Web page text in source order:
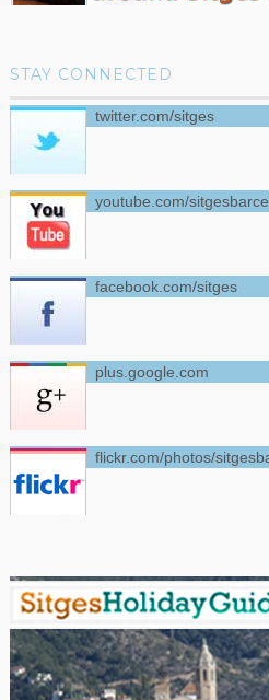
STAY CONNECTED
twitter.com/sitges
youtube.com/
facebook.com/sitges
plus.google.com
flickr.com/photos/